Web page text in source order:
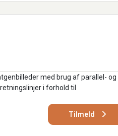
med brug af parallel- og
i forhold til
Tilmeld